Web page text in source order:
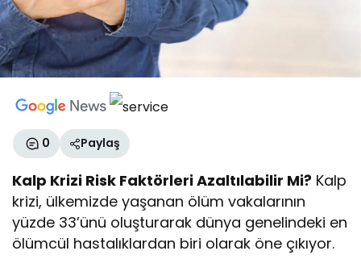
0 Paylaş
Kalp Krizi Risk Faktörleri Azaltılabilir Mi? Kalp
krizi, ülkemizde yaşanan ölüm vakalarının
yüzde 33’ünü oluşturarak dünya genelindeki en
ölümcül hastalıklardan biri olarak öne çıkıyor.